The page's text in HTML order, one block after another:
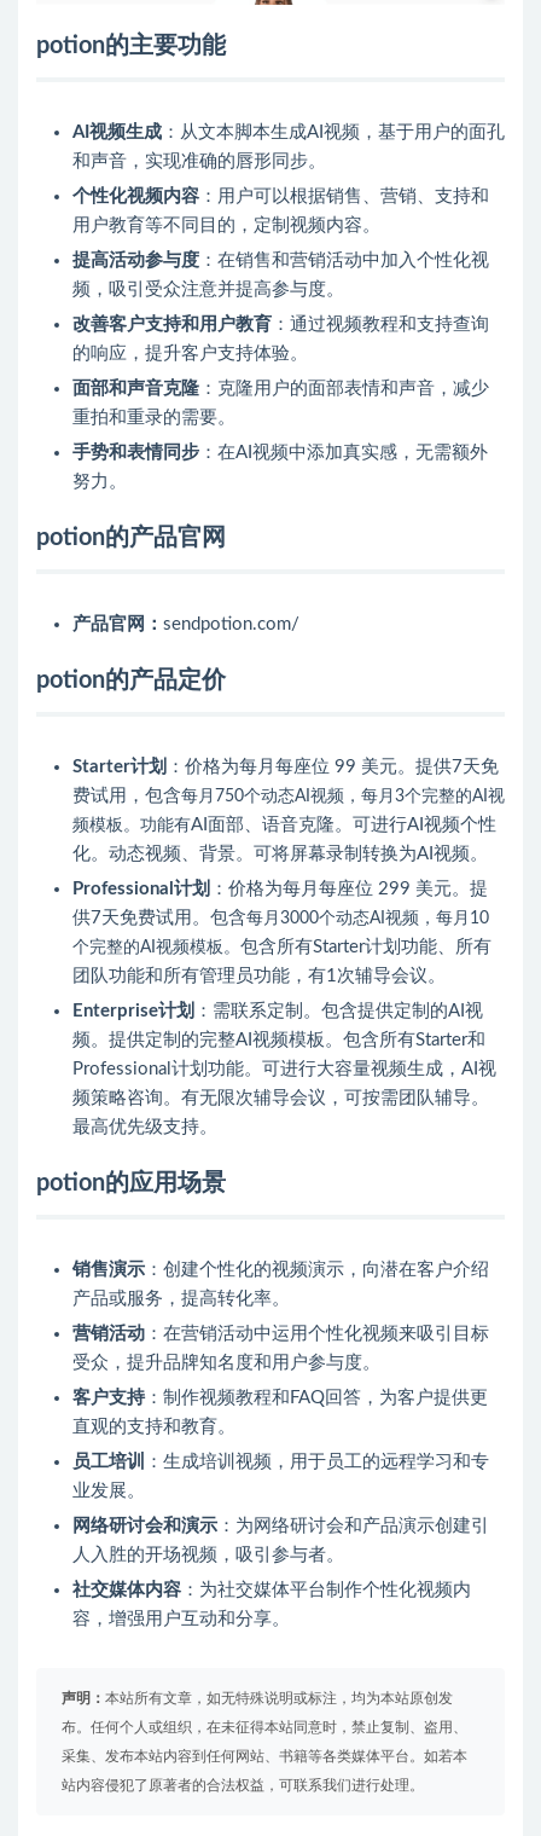
potion的主要功能
AI视频生成 ：从文本脚本生成AI视频，基于用户的面孔
和声音，实现准确的唇形同步。
个性化视频内容 ：用户可以根据销售、营销、支持和
用户教育等不同目的，定制视频内容。
提高活动参与度 ：在销售和营销活动中加入个性化视
频，吸引受众注意并提高参与度。
改善客户支持和用户教育 ：通过视频教程和支持查询
的响应，提升客户支持体验。
面部和声音克隆 ：克隆用户的面部表情和声音，减少
重拍和重录的需要。
手势和表情同步 ：在AI视频中添加真实感，无需额外
努力。
potion的产品官网
产品官网： sendpotion.com/
potion的产品定价
Starter计划 ：价格为每月每座位 99 美元。提供7天免
费试用，包含每月750个动态AI视频， 每月3个完整的AI视
频模板。功能有AI面部、语音克隆。可进行AI视频个性
化。动态视频、背景。可将屏幕录制转换为AI视频。
Professional计划 ：价格为每月每座位 299 美元。提
供7天免费试用。包含每月3000个动态AI视频， 每月10
个完整的AI视频模板。 包含所有Starter计划功能、所有
团队功能和所有管理员功能，有1次辅导会议。
Enterprise计划 ：需联系定制。包含提供定制的AI视
频。提供定制的完整AI视频模板。包含所有Starter和
Professional计划功能。可进行大容量视频生成，AI视
频策略咨询。有无限次辅导会议，可按需团队辅导。
最高优先级支持。
potion的应用场景
销售演示 ：创建个性化的视频演示，向潜在客户介绍
产品或服务，提高转化率。
营销活动 ：在营销活动中运用个性化视频来吸引目标
受众，提升品牌知名度和用户参与度。
客户支持：制作视频教程和FAQ回答，为客户提供更
直观的支持和教育。
员工培训
：生成培训视频，用于员工的远程学习和专
业发展。
网络研讨会和演示 ：为网络研讨会和产品演示创建引
人入胜的开场视频，吸引参与者。
社交媒体内容 ：为社交媒体平台制作个性化视频内
容，增强用户互动和分享。
声明： 本站所有文章，如无特殊说明或标注，均为本站原创发
布。任何个人或组织，在未征得本站同意时，禁止复制、盗用、
采集、发布本站内容到任何网站、书籍等各类媒体平台。如若本
站内容侵犯了原著者的合法权益，可联系我们进行处理。